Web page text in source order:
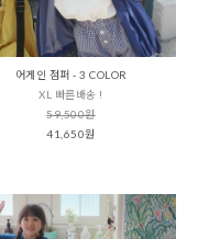
어게인 점퍼 - 3 COLOR
XL 빠른배송 !
59,500원
41,650원